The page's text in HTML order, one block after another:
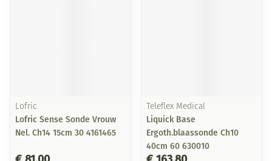
Lofric
Lofric Sense Sonde Vrouw
Nel. Ch14 15cm 30 4161465
Teleflex Medical
Liquick Base
Ergoth.blaassonde Ch10
40cm 60 630010